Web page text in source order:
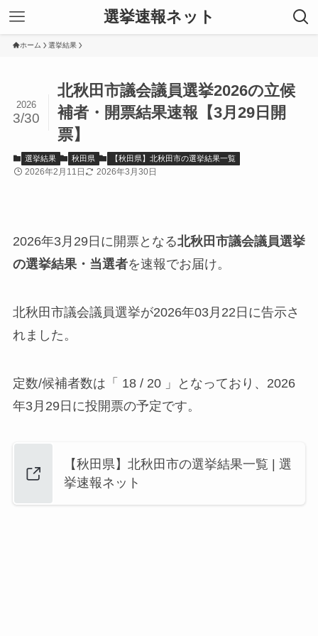
選挙速報ネット
ホーム 選挙結果
北秋田市議会議員選挙2026の立候
補者・開票結果速報【3月29日開
票】
2026
3/30
選挙結果 秋田県 【秋田県】北秋田市の選挙結果一覧
2026年2月11日 2026年3月30日
2026年3月29日に開票となる北秋田市議会議員選挙
の選挙結果・当選者を速報でお届け。
北秋田市議会議員選挙が2026年03月22日に告示さ
れました。
定数/候補者数は「 18 / 20 」となっており、2026
年3月29日に投開票の予定です。
【秋田県】北秋田市の選挙結果一覧 | 選
挙速報ネット